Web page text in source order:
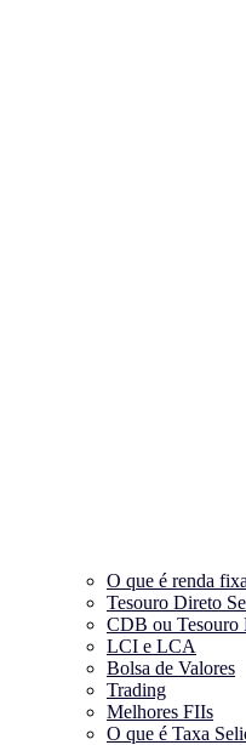
O que é renda fixa
Tesouro Direto
CDB ou Tesouro
LCI e LCA
Bolsa de Valores
Trading
Melhores FIIs
O que é Taxa